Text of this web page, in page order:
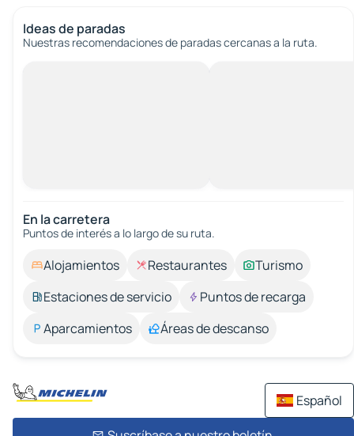
Ideas de paradas
Nuestras recomendaciones de paradas cercanas a la ruta.
En la carretera
Puntos de interés a lo largo de su ruta.
Alojamientos Restaurantes
Turismo
Estaciones de servicio
Puntos de recarga
Aparcamientos
Áreas de descanso
Español